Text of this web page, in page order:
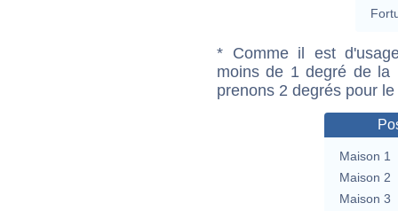
* Comme il est
moins de 1 degré de la
prenons 2 degrés pour
Maison 1
Maison 2
Maison 3